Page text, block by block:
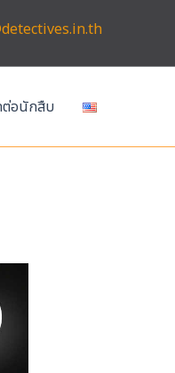
อนักสืบ